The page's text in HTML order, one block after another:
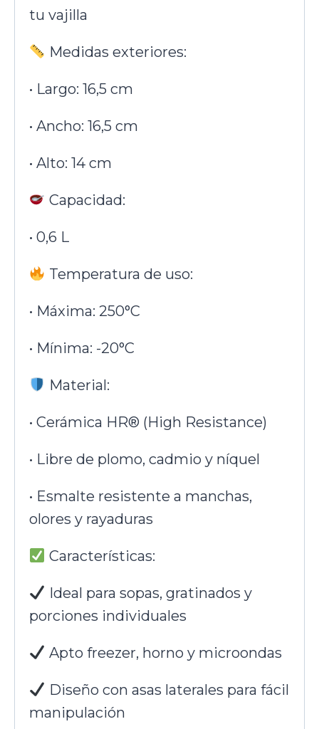
tu vajilla
Medidas exteriores:
• Largo: 16,5 cm
• Ancho: 16,5 cm
• Alto: 14 cm
Capacidad:
• 0,6 L
Temperatura de uso:
• Máxima: 250°C
• Mínima: -20°C
Material:
• Cerámica HR® (High Resistance)
• Libre de plomo, cadmio y níquel
• Esmalte resistente a manchas,
olores y rayaduras
Características:
Ideal para sopas, gratinados y
porciones individuales
Apto freezer, horno y microondas
Diseño con asas laterales para fácil
manipulación